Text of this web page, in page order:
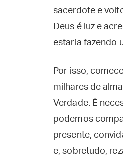
sacerdote e
Deus é luz e
estaria fazendo
Por isso,
milhares de
Verdade. É
podemos
presente,
e, sobretudo,